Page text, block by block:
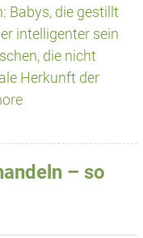
Babys, die gestillt
intelligenter sein
die nicht
Herkunft der
– so